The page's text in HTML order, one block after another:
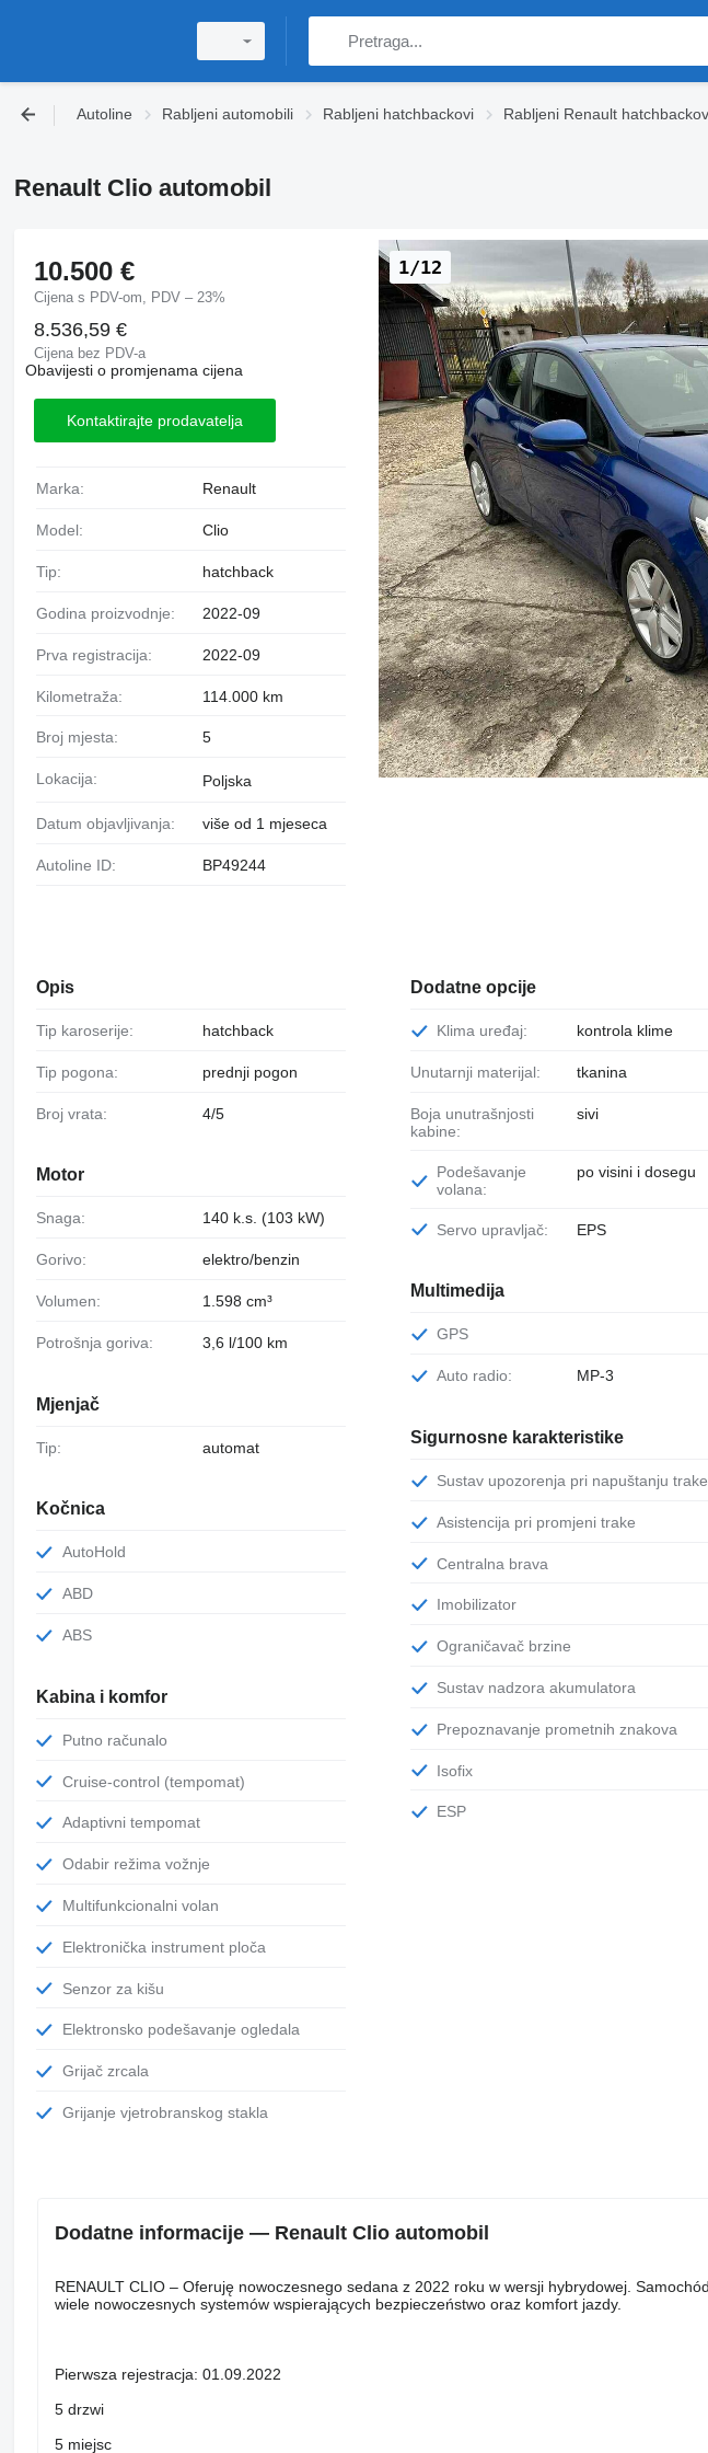
Autoline Rabljeni automobili Rabljeni hatchbackovi Rabljeni Renault
Renault Clio automobil
1/12
10.500 €
Cijena s PDV-om, PDV – 23%
8.536,59 €
Cijena bez PDV-a
Obavijesti o promjenama cijena
Kontaktirajte prodavatelja
Marka: Renault
Model: Clio
Tip: hatchback
Godina proizvodnje: 2022-09
Prva registracija: 2022-09
Kilometraža: 114.000 km
Broj mjesta: 5
Lokacija: Poljska
Datum objavljivanja: više od 1 mjeseca
Autoline ID: BP49244
Opis
Tip karoserije: hatchback
Tip pogona: prednji pogon
Broj vrata: 4/5
Motor
Snaga: 140 k.s. (103 kW)
Gorivo: elektro/benzin
Volumen: 1.598 cm³
Potrošnja goriva: 3,6 l/100 km
Mjenjač
Tip: automat
Kočnica
AutoHold
ABD
ABS
Kabina i komfor
Putno računalo
Cruise-control (tempomat)
Adaptivni tempomat
Odabir režima vožnje
Multifunkcionalni volan
Elektronička instrument ploča
Senzor za kišu
Elektronsko podešavanje ogledala
Grijač zrcala
Grijanje vjetrobranskog stakla
Dodatne opcije
Klima uređaj: kontrola klime
Unutarnji materijal: tkanina
Boja unutrašnjosti
kabine:
sivi
Podešavanje
volana:
po visini i dosegu
Servo upravljač: EPS
Multimedija
GPS
Auto radio: MP-3
Sigurnosne karakteristike
Sustav upozorenja pri napuštanju trake
Asistencija pri promjeni trake
Centralna brava
Imobilizator
Ograničavač brzine
Sustav nadzora akumulatora
Prepoznavanje prometnih znakova
Isofix
ESP
Dodatne informacije — Renault Clio automobil
RENAULT CLIO – Oferuję nowoczesnego sedana z 2022 roku w wersji hybrydowej.
wiele nowoczesnych systemów wspierających bezpieczeństwo oraz komfort jazdy.
Pierwsza rejestracja: 01.09.2022
5 drzwi
5 miejsc